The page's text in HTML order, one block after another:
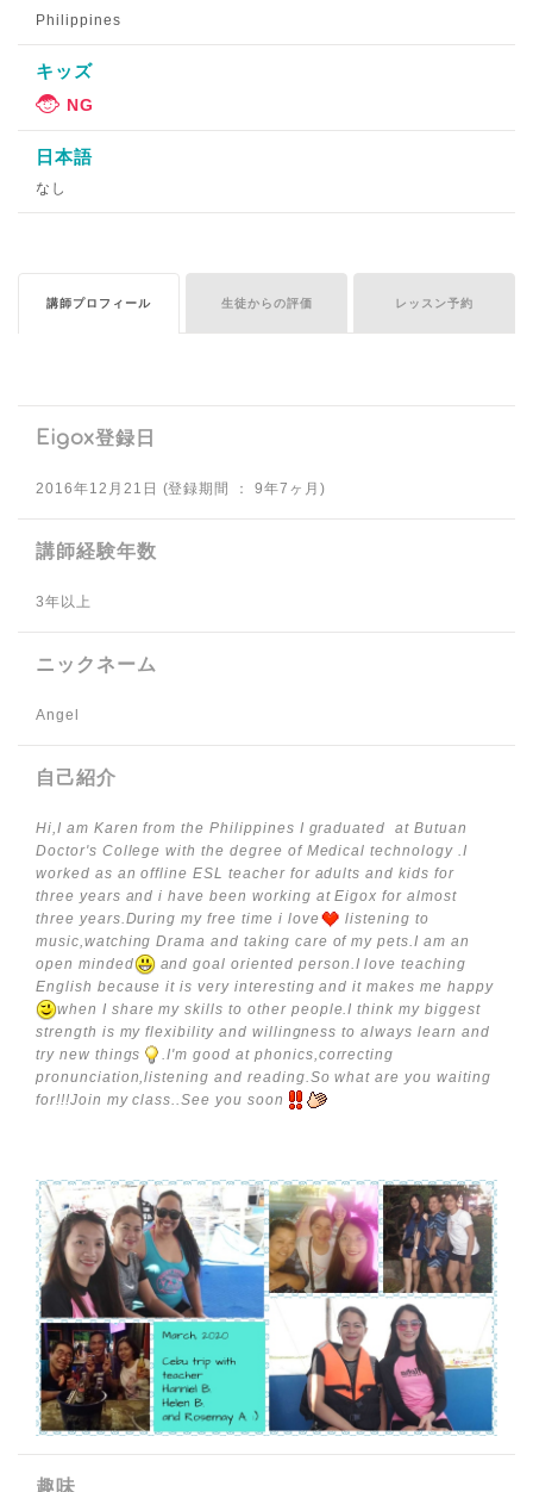
Philippines
キッズ
日本語
なし
講師プロフィール 生徒からの評価 レッスン予約
Eigox登録日
2016年12月21日 (登録期間 ： 9年7ヶ月)
講師経験年数
3年以上
ニックネーム
Angel
自己紹介
Hi,I am Karen from the Philippines I graduated at Butuan
Doctor's College with the degree of Medical technology .I
worked as an offline ESL teacher for adults and kids for
three years and i have been working at Eigox for almost
three years.During my free time i love
listening to
music,watching Drama and taking care of my pets.I am an
open minded
and goal oriented person.I love teaching
English because it is very interesting and it makes me happy
when I share my skills to other people.I think my biggest
strength is my flexibility and willingness to always learn and
try new things
.I'm good at phonics,correcting
pronunciation,listening and reading.So what are you waiting
for!!!Join my class..See you soon
趣味